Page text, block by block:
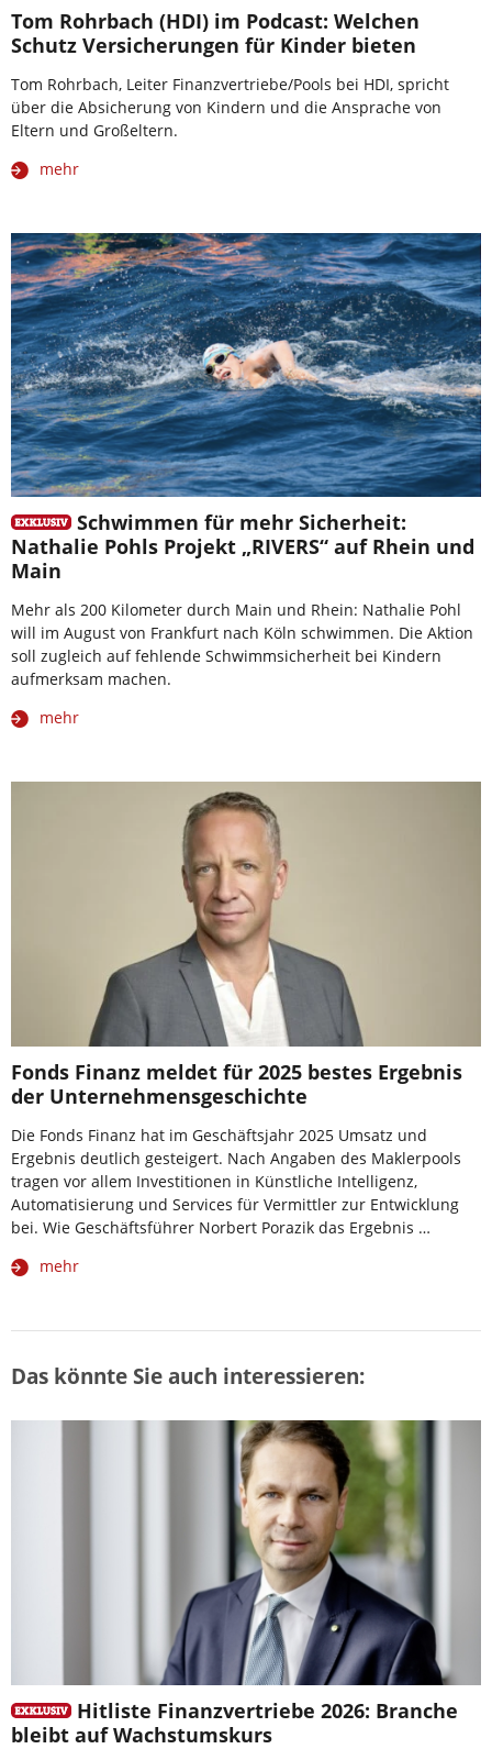
Tom Rohrbach (HDI) im Podcast: Welchen
Schutz Versicherungen für Kinder bieten
Tom Rohrbach, Leiter Finanzvertriebe/Pools bei HDI, spricht
über die Absicherung von Kindern und die Ansprache von
Eltern und Großeltern.
mehr
Schwimmen für mehr Sicherheit:
Nathalie Pohls Projekt „RIVERS“ auf Rhein und
Main
Mehr als 200 Kilometer durch Main und Rhein: Nathalie Pohl
will im August von Frankfurt nach Köln schwimmen. Die Aktion
soll zugleich auf fehlende Schwimmsicherheit bei Kindern
aufmerksam machen.
mehr
Fonds Finanz meldet für 2025 bestes Ergebnis
der Unternehmensgeschichte
Die Fonds Finanz hat im Geschäftsjahr 2025 Umsatz und
Ergebnis deutlich gesteigert. Nach Angaben des Maklerpools
tragen vor allem Investitionen in Künstliche Intelligenz,
Automatisierung und Services für Vermittler zur Entwicklung
bei. Wie Geschäftsführer Norbert Porazik das Ergebnis …
mehr
Das könnte Sie auch interessieren:
Hitliste Finanzvertriebe 2026: Branche
bleibt auf Wachstumskurs